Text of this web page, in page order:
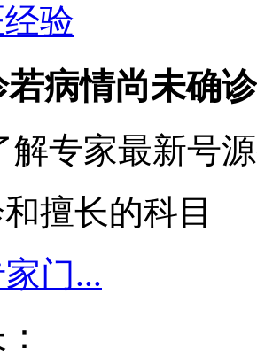
验
若病情尚未确
解专家最新号
擅长的科目
门...